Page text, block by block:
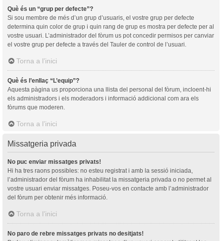
Què és un “grup per defecte”?
Si sou membre de més d’un grup d’usuaris, el vostre grup per defecte
determina quin color de grup i quin rang de grup es mostra per defecte per al
vostre usuari. L’administrador del fòrum us pot concedir permisos per canviar
el vostre grup per defecte a través del Tauler de control de l’usuari.
Torna a l’inici
Què és l’enllaç “L’equip”?
Aquesta pàgina us proporciona una llista del personal del fòrum, incloent-hi
els administradors i els moderadors i informació addicional com ara els
fòrums que moderen.
Torna a l’inici
Missatgeria privada
No puc enviar missatges privats!
Hi ha tres raons possibles: no esteu registrat i amb la sessió iniciada,
l’administrador del fòrum ha inhabilitat la missatgeria privada o no permet al
vostre usuari enviar missatges. Poseu-vos en contacte amb l’administrador
del fòrum per obtenir més informació.
Torna a l’inici
No paro de rebre missatges privats no desitjats!